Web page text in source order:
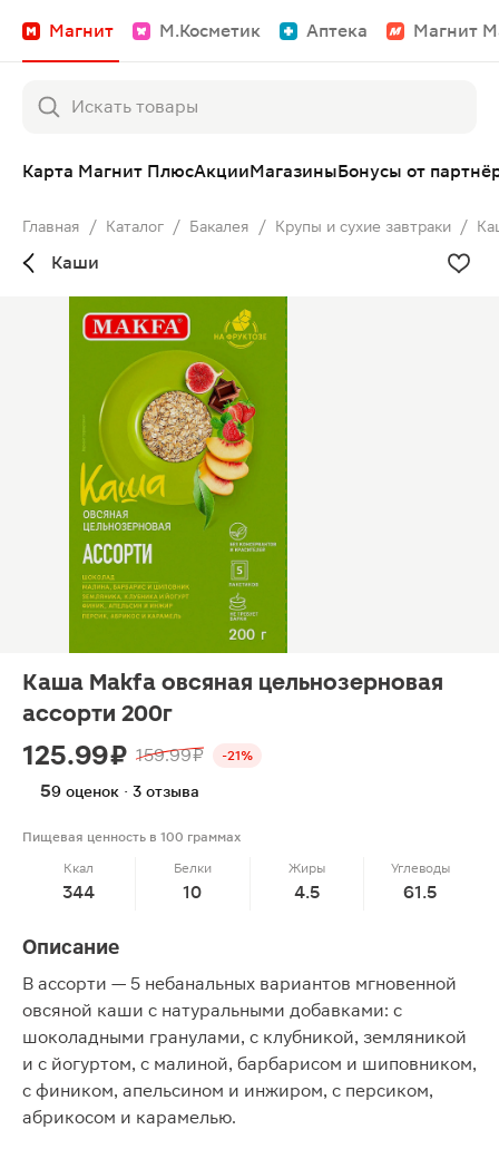
Магнит М.Косметик Аптека Магнит
Карта Магнит ПлюсАкцииМагазиныБонусы от
Главная / Каталог / Бакалея / Крупы и сухие завтраки /
Каши
Каша Makfa овсяная цельнозерновая
ассорти 200г
125.99 ₽ 159.99 ₽ -21%
59 оценок · 3 отзыва
Пищевая ценность в 100 граммах
Ккал
344
Белки
10
Жиры
4.5
Углеводы
61.5
Описание
В ассорти — 5 небанальных вариантов мгновенной
овсяной каши с натуральными добавками: с
шоколадными гранулами, с клубникой, земляникой
и с йогуртом, с малиной, барбарисом и шиповником,
с фиником, апельсином и инжиром, с персиком,
абрикосом и карамелью.